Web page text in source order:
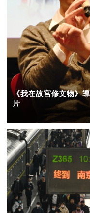
《我在故宮修文物》
片